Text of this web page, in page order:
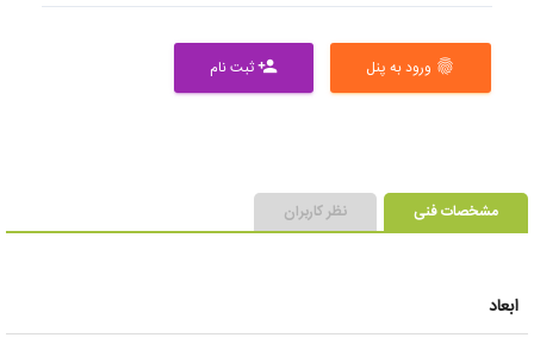
fingerprint ورود به پنل person_addثبت نام
مشخصات فنی نظر کاربران
ابعاد